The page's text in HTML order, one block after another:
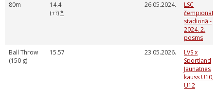
80m
14.4
(+?)*
26.05.2024.
LSC
čempionāts
stadionā -
2024. 2.
posms
Ball Throw
(150 g)
15.57 23.05.2026.
LVS x
Sportland
Jaunatnes
kauss U10,
U12